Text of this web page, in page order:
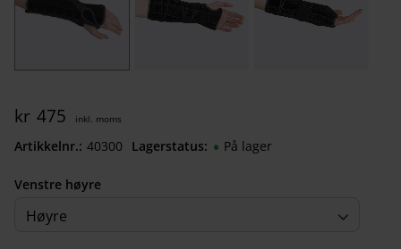
kr 475
Venstre høyre
Høyre
Lagerstatus På lager
Artikkelnr. 403002040